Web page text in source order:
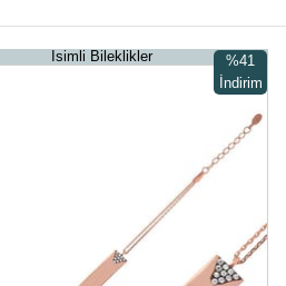
İsimli Bileklikler
%41
İndirim